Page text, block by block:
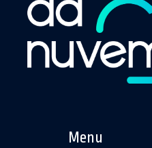
Menu